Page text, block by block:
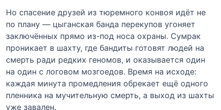
Но спасение друзей из тюремного конвоя идёт не
по плану — цыганская банда перекупов угоняет
заключённых прямо из-под носа охраны. Сумрак
проникает в шахту, где бандиты готовят людей на
смерть ради редких геномов, и оказывается один
на один с логовом мозгоедов. Время на исходе:
каждая минута промедления обрекает ещё одного
пленника на мучительную смерть, а выход из шахты
уже завален.